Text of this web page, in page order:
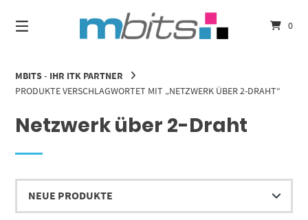
zum
Inhalt
0
MBITS - IHR ITK PARTNER
PRODUKTE VERSCHLAGWORTET MIT „NETZWERK ÜBER 2-DRAHT“
Netzwerk über 2-Draht